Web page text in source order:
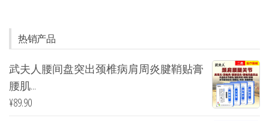
热销产品
武夫人腰间盘突出颈椎病肩周炎腱鞘贴膏
腰肌...
¥89.90